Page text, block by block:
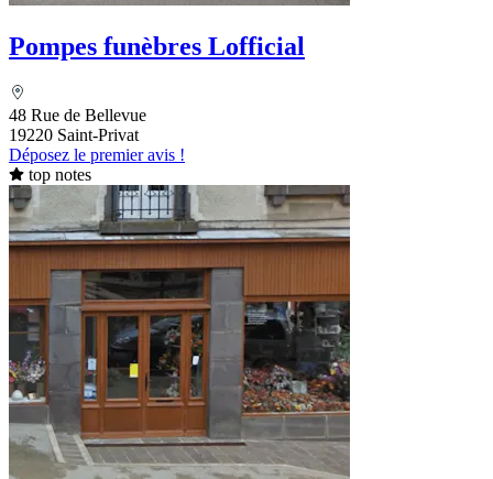
Pompes funèbres Lofficial
48 Rue de Bellevue
19220 Saint-Privat
Déposez le premier avis !
top notes